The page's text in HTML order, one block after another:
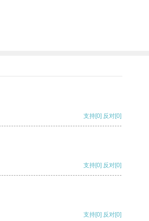
支持[0] 反对[0]
支持[0] 反对[0]
支持[0] 反对[0]